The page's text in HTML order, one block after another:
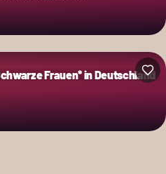
Frauen* in Deutschland